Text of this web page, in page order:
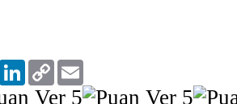
WhatsAppLinkedIn
Copy
Link